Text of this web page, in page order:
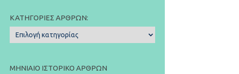
ΚΑΤΗΓΟΡΊΕΣ ΆΡΘΡΩΝ:
Κατηγορίες
Άρθρων:
ΜΗΝΙΑΊΟ ΙΣΤΟΡΙΚΌ ΆΡΘΡΩΝ